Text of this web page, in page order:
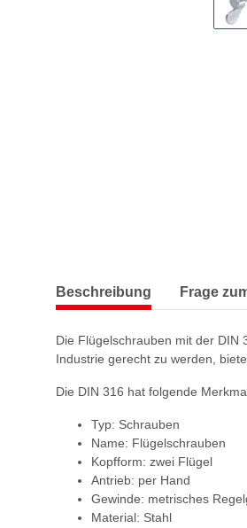
Beschreibung Frage
Die Flügelschrauben mit der DIN
Industrie gerecht zu werden,
Die DIN 316 hat folgende
Typ: Schrauben
Name: Flügelschrauben
Kopfform: zwei Flügel
Antrieb: per Hand
Gewinde: metrisches
Material: Stahl